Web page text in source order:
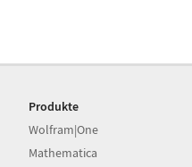
Produkte
Wolfram|One
Mathematica